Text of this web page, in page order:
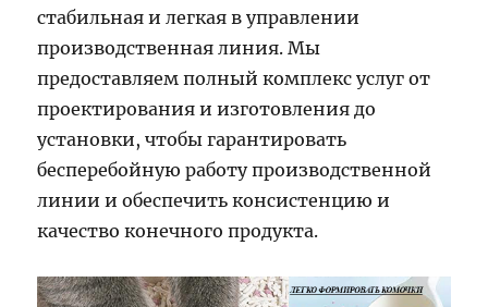
стабильная и легкая в управлении
производственная линия. Мы
предоставляем полный комплекс услуг от
проектирования и изготовления до
установки, чтобы гарантировать
бесперебойную работу производственной
линии и обеспечить консистенцию и
качество конечного продукта.